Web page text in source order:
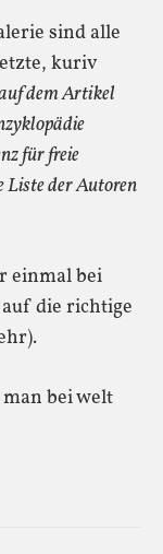
sind alle
kuriv
dem Artikel
für freie
der Autoren
einmal bei
die richtige
bei welt